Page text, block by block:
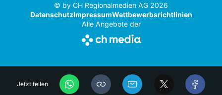
Jetzt teilen
© by CH Regionalmedien AG 2026
DatenschutzImpressumWettbewerbsrichtlinien
Alle Angebote der